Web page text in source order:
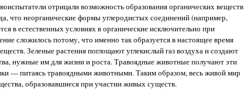
отрицали возможность образования органических веществ
что неорганические формы углеродистых соединений (например,
в естественных условиях в органические исключительно при
сложилось потому, что именно так образуется в настоящее время
Зеленые растения поглощают углекислый газ воздуха и создают
нужные им для жизни и роста. Травоядные животные получают эти
— питаясь травоядными животными. Таким образом, весь живой мир
образовавшиеся при участии живых существ.